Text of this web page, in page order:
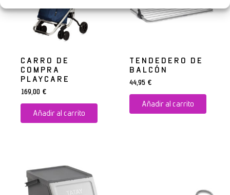
CARRO DE
COMPRA
PLAYCARE
169,00 €
Añadir al carrito
TENDEDERO DE
BALCÓN
44,95 €
Añadir al carrito